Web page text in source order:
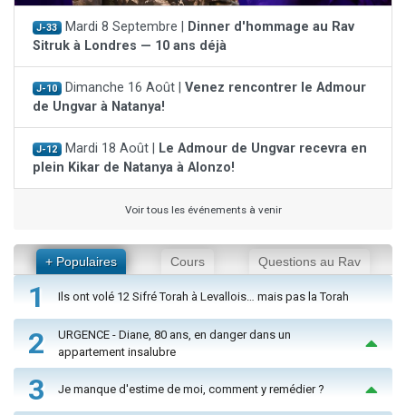
J-33 Mardi 8 Septembre |
Dinner d'hommage au Rav
Sitruk à Londres — 10 ans déjà
J-10 Dimanche 16 Août | Venez rencontrer le Admour
de Ungvar à Natanya!
J-12 Mardi 18 Août |
Le Admour de Ungvar recevra en
plein Kikar de Natanya à Alonzo!
Voir tous les événements à venir
+ Populaires Cours Questions au Rav
1 Ils ont volé 12 Sifré Torah à Levallois… mais pas la Torah
2
URGENCE - Diane, 80 ans, en danger dans un
appartement insalubre
3 Je manque d'estime de moi, comment y remédier ?